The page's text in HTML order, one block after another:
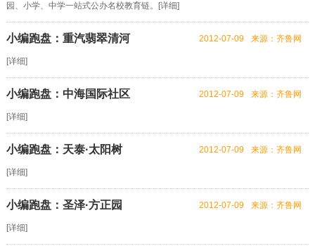
园、小学、中学一站式公办名校教育链。[详细]
小编跑盘：重汽翡翠清河 来源：齐鲁网
2012-07-09
[详细]
小编跑盘：中海国际社区 来源：齐鲁网
2012-07-09
[详细]
小编跑盘：天泰·太阳树 来源：齐鲁网
2012-07-09
[详细]
小编跑盘：圣泽·方正园 来源：齐鲁网
2012-07-09
[详细]